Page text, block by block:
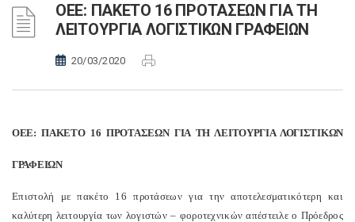
ΟΕΕ: ΠΑΚΕΤΟ 16 ΠΡΟΤΑΣΕΩΝ ΓΙΑ ΤΗ
ΛΕΙΤΟΥΡΓΙΑ ΛΟΓΙΣΤΙΚΩΝ ΓΡΑΦΕΙΩΝ
20/03/2020
ΟΕΕ: ΠΑΚΕΤΟ 16 ΠΡΟΤΑΣΕΩΝ ΓΙΑ ΤΗ ΛΕΙΤΟΥΡΓΙΑ ΛΟΓΙΣΤΙΚΩΝ
ΓΡΑΦΕΙΩΝ
Επιστολή με πακέτο 16 προτάσεων για την αποτελεσματικότερη και
καλύτερη λειτουργία των λογιστών – φοροτεχνικών απέστειλε ο Πρόεδρος